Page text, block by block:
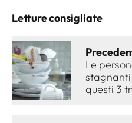
Letture consigliate
Le
questi 3